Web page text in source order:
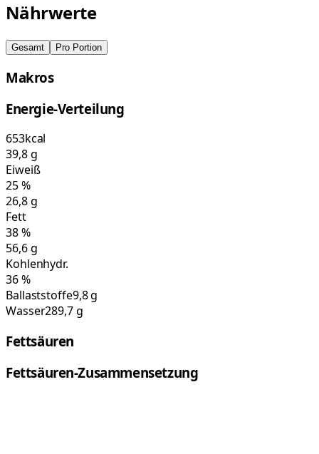
Nährwerte
Gesamt Pro Portion
Makros
Energie-Verteilung
653kcal
39,8g
Eiweiß
25%
26,8g
Fett
38%
56,6g
Kohlenhydr.
36%
Ballaststoffe9,8 g
Wasser289,7 g
Fettsäuren
Fettsäuren-Zusammensetzung